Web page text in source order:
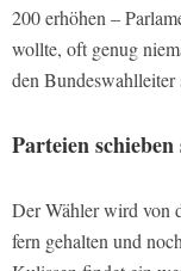
200 erhöhen –
wollte, oft genug
den
Parteien
Der Wähler wird von
fern gehalten und